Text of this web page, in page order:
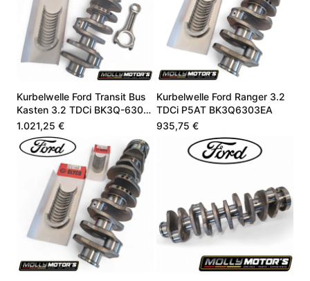
Kurbelwelle Ford Transit Bus
Kasten 3.2 TDCi BK3Q-6303-
EA 1699861
1.021,25 €
Kurbelwelle Ford Ranger 3.2
TDCi P5AT BK3Q6303EA
935,75 €